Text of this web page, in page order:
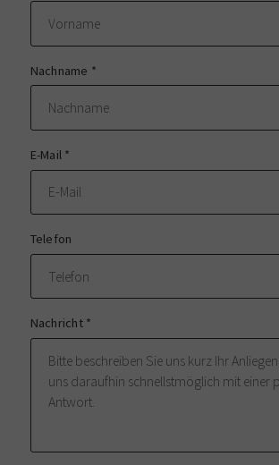
Nachname *
E-Mail *
Telefon
Nachricht *